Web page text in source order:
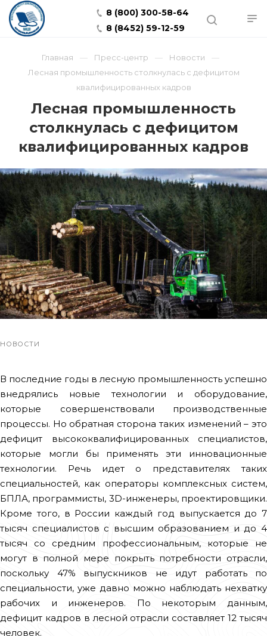
8 (800) 300-58-64
8 (8452) 59-12-59
Главная Пресс-центр
Новости
Лесная промышленность столкнулась с дефицитом
квалифицированных кадров
Лесная промышленность
столкнулась с дефицитом
квалифицированных кадров
НОВОСТИ
В последние годы в лесную промышленность успешно
внедрялись новые технологии и оборудование,
которые совершенствовали производственные
процессы. Но обратная сторона таких изменений – это
дефицит высококвалифицированных специалистов,
которые могли бы применять эти инновационные
технологии. Речь идет о представителях таких
специальностей, как операторы комплексных систем,
БПЛА, программисты, 3D-инженеры, проектировщики.
Кроме того, в России каждый год выпускается до 7
тысяч специалистов с высшим образованием и до 4
тысяч со средним профессиональным, которые не
могут в полной мере покрыть потребности отрасли,
поскольку 47% выпускников не идут работать по
специальности, уже давно можно наблюдать нехватку
рабочих и инженеров. По некоторым данным,
дефицит кадров в лесной отрасли составляет 12 тысяч
человек.